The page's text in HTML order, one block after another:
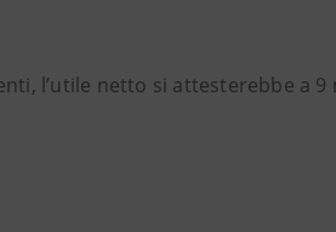
l’utile netto si attesterebbe a 9